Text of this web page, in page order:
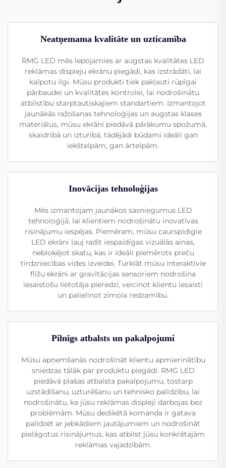
Neatņemama kvalitāte un uzticamība
RMG LED mēs lepojamies ar augstas kvalitātes LED
reklāmas displeju ekrānu piegādi, kas izstrādāti, lai
kalpotu ilgi. Mūsu produkti tiek pakļauti rūpīgai
pārbaudei un kvalitātes kontrolei, lai nodrošinātu
atbilstību starptautiskajiem standartiem. Izmantojot
jaunākās ražošanas tehnoloģijas un augstas klases
materiālus, mūsu ekrāni piedāvā pārākumu spožumā,
skaidrībā un izturībā, tādējādi būdami ideāli gan
iekštelpām, gan ārtelpām.
Inovācijas tehnoloģijas
Mēs izmantojam jaunākos sasniegumus LED
tehnoloģijā, lai klientiem nodrošinātu inovatīvas
risinājumu iespējas. Piemēram, mūsu caurspīdīgie
LED ekrāni ļauj radīt iespaidīgas vizuālās ainas,
nebloķējot skatu, kas ir ideāli piemērots preču
tirdzniecības vides izveidei. Turklāt mūsu interaktīvie
flīžu ekrāni ar gravitācijas sensoriem nodrošina
iesaistošu lietotāja pieredzi, veicinot klientu iesaisti
un palielinot zīmola redzamību.
Pilnīgs atbalsts un pakalpojumi
Mūsu apņemšanās nodrošināt klientu apmierinātību
sniedzas tālāk par produktu piegādi. RMG LED
piedāvā plašas atbalsta pakalpojumu, tostarp
uzstādīšanu, uzturēšanu un tehnisko palīdzību, lai
nodrošinātu, ka jūsu reklāmas displeji darbojas bez
problēmām. Mūsu dedikētā komanda ir gatava
palīdzēt ar jebkādiem jautājumiem un nodrošināt
pielāgotus risinājumus, kas atbilst jūsu konkrētajām
reklāmas vajadzībām.